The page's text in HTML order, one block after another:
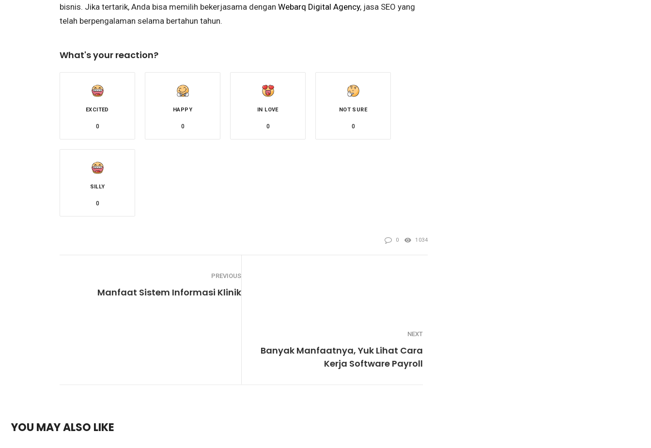
bisnis. Jika tertarik, Anda bisa memilih bekerjasama dengan Webarq Digital Agency, jasa SEO yang
telah berpengalaman selama bertahun tahun.
What's your reaction?
EXCITED
0
HAPPY
0
IN LOVE
0
NOT SURE
0
SILLY
0
0 1034
PREVIOUS
Manfaat Sistem Informasi Klinik
NEXT
Banyak Manfaatnya, Yuk Lihat Cara
Kerja Software Payroll
YOU MAY ALSO LIKE